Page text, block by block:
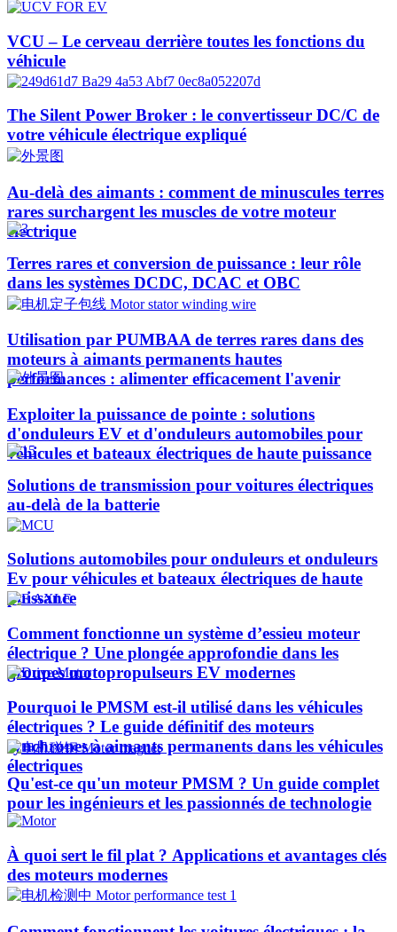
VCU – Le cerveau derrière toutes les fonctions du
véhicule
The Silent Power Broker : le convertisseur DC/C de
votre véhicule électrique expliqué
Au-delà des aimants : comment de minuscules terres
rares surchargent les muscles de votre moteur
électrique
Terres rares et conversion de puissance : leur rôle
dans les systèmes DCDC, DCAC et OBC
Utilisation par PUMBAA de terres rares dans des
moteurs à aimants permanents hautes
performances : alimenter efficacement l'avenir
Exploiter la puissance de pointe : solutions
d'onduleurs EV et d'onduleurs automobiles pour
véhicules et bateaux électriques de haute puissance​
Solutions de transmission pour voitures électriques
au-delà de la batterie
Solutions automobiles pour onduleurs et onduleurs
Ev pour véhicules et bateaux électriques de haute
puissance
Comment fonctionne un système d’essieu moteur
électrique ? Une plongée approfondie dans les
groupes motopropulseurs EV modernes
Pourquoi le PMSM est-il utilisé dans les véhicules
électriques ? Le guide définitif des moteurs
synchrones à aimants permanents dans les véhicules
électriques
Qu'est-ce qu'un moteur PMSM ? Un guide complet
pour les ingénieurs et les passionnés de technologie
À quoi sert le fil plat ? Applications et avantages clés
des moteurs modernes